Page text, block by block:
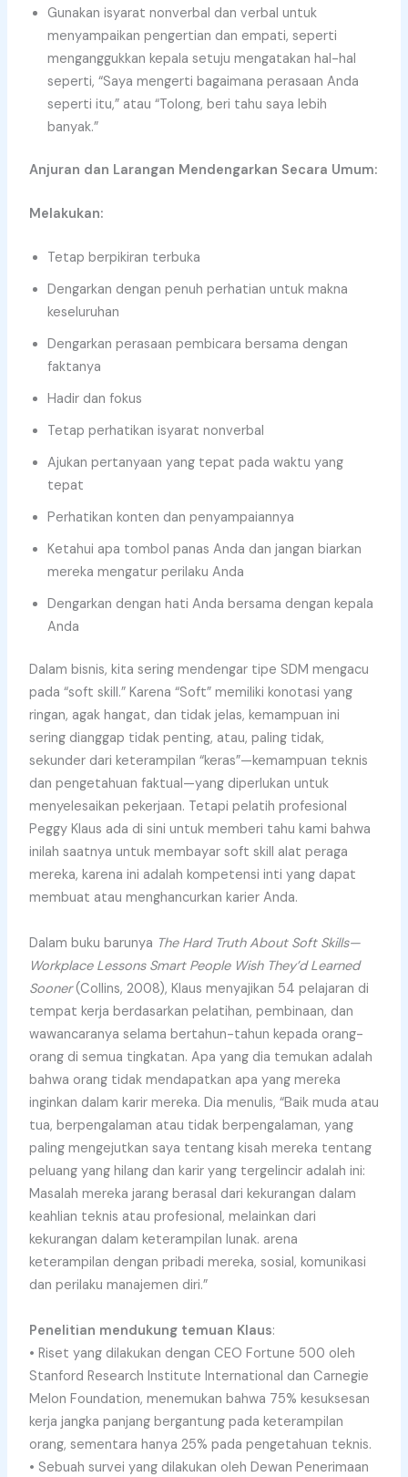
Gunakan isyarat nonverbal dan verbal untuk
menyampaikan pengertian dan empati, seperti
menganggukkan kepala setuju mengatakan hal-hal
seperti, “Saya mengerti bagaimana perasaan Anda
seperti itu,” atau “Tolong, beri tahu saya lebih
banyak.”
Anjuran dan Larangan Mendengarkan Secara Umum:
Melakukan:
Tetap berpikiran terbuka
Dengarkan dengan penuh perhatian untuk makna
keseluruhan
Dengarkan perasaan pembicara bersama dengan
faktanya
Hadir dan fokus
Tetap perhatikan isyarat nonverbal
Ajukan pertanyaan yang tepat pada waktu yang
tepat
Perhatikan konten dan penyampaiannya
Ketahui apa tombol panas Anda dan jangan biarkan
mereka mengatur perilaku Anda
Dengarkan dengan hati Anda bersama dengan kepala
Anda
Dalam bisnis, kita sering mendengar tipe SDM mengacu
pada “soft skill.” Karena “Soft” memiliki konotasi yang
ringan, agak hangat, dan tidak jelas, kemampuan ini
sering dianggap tidak penting, atau, paling tidak,
sekunder dari keterampilan “keras”—kemampuan teknis
dan pengetahuan faktual—yang diperlukan untuk
menyelesaikan pekerjaan. Tetapi pelatih profesional
Peggy Klaus ada di sini untuk memberi tahu kami bahwa
inilah saatnya untuk membayar soft skill alat peraga
mereka, karena ini adalah kompetensi inti yang dapat
membuat atau menghancurkan karier Anda.
Dalam buku barunya The Hard Truth About Soft Skills—
Workplace Lessons Smart People Wish They’d Learned
Sooner(Collins, 2008), Klaus menyajikan 54 pelajaran di
tempat kerja berdasarkan pelatihan, pembinaan, dan
wawancaranya selama bertahun-tahun kepada orang-
orang di semua tingkatan. Apa yang dia temukan adalah
bahwa orang tidak mendapatkan apa yang mereka
inginkan dalam karir mereka. Dia menulis, “Baik muda atau
tua, berpengalaman atau tidak berpengalaman, yang
paling mengejutkan saya tentang kisah mereka tentang
peluang yang hilang dan karir yang tergelincir adalah ini:
Masalah mereka jarang berasal dari kekurangan dalam
keahlian teknis atau profesional, melainkan dari
kekurangan dalam keterampilan lunak. arena
keterampilan dengan pribadi mereka, sosial, komunikasi
dan perilaku manajemen diri.”
Penelitian mendukung temuan Klaus:
• Riset yang dilakukan dengan CEO Fortune 500 oleh
Stanford Research Institute International dan Carnegie
Melon Foundation, menemukan bahwa 75% kesuksesan
kerja jangka panjang bergantung pada keterampilan
orang, sementara hanya 25% pada pengetahuan teknis.
• Sebuah survei yang dilakukan oleh Dewan Penerimaan